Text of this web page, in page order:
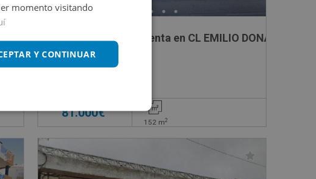
BARBARA , 49
Local Comercial en venta en CL EMILIO DONAT , 17
81.000€
152 m2
momento visitando
Y CONTINUAR